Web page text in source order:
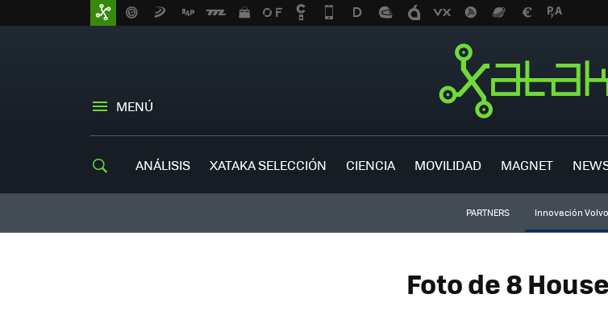
MENÚ
ANÁLISIS XATAKA SELECCIÓN CIENCIA MOVILIDAD MAGNET
PARTNERS Innovación Volvo
Foto de 8